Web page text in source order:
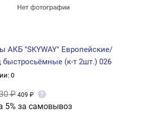
АКБ "SKYWAY" Европейские/
быстросьёмные (к-т 2шт.) 026
0
₽ 409 ₽ ?
5% за самовывоз